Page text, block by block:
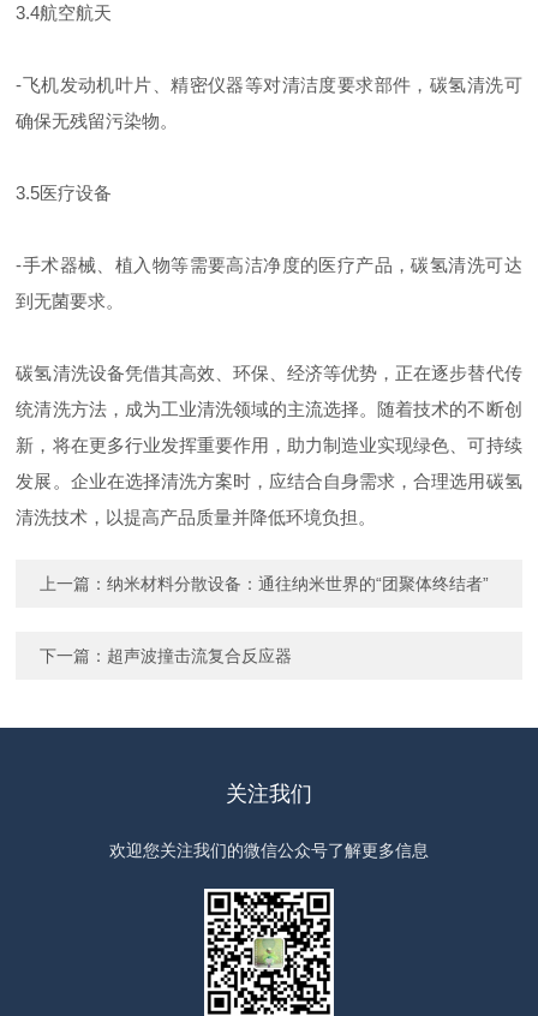
3.4航空航天
-飞机发动机叶片、精密仪器等对清洁度要求部件，碳氢清洗可
确保无残留污染物。
3.5医疗设备
-手术器械、植入物等需要高洁净度的医疗产品，碳氢清洗可达
到无菌要求。
碳氢清洗设备凭借其高效、环保、经济等优势，正在逐步替代传
统清洗方法，成为工业清洗领域的主流选择。随着技术的不断创
新，将在更多行业发挥重要作用，助力制造业实现绿色、可持续
发展。企业在选择清洗方案时，应结合自身需求，合理选用碳氢
清洗技术，以提高产品质量并降低环境负担。
上一篇：纳米材料分散设备：通往纳米世界的“团聚体终结者”
下一篇： 超声波撞击流复合反应器
关注我们
欢迎您关注我们的微信公众号了解更多信息